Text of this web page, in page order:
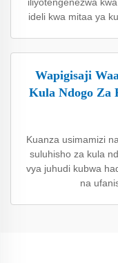
ideli kwa mitaa ya
Wapigisaji
Kula Ndogo Za
Kuanza usimamizi
suluhisho za kula
vya juhudi kubwa
na